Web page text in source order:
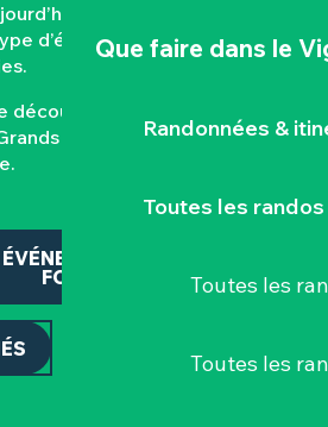
Que faire dans le
Randonnées &
Toutes les randos
Toutes les
Toutes les
et à venir. Filtrez par
d’événement pour composer
découverte, consultez nos
événements et aux
ET TEMPS
FORTS